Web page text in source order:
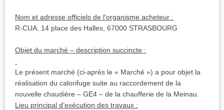
Nom et adresse officiels de l'organisme acheteur :
R-CUA, 14 place des Halles, 67000 STRASBOURG
Objet du marché – description succincte :
Le présent marché (ci-après le « Marché ») a pour objet la
réalisation du calorifuge suite au raccordement de la
nouvelle chaudière – GE4 – de la chaufferie de la Meinau.
Lieu principal d’exécution des travaux :